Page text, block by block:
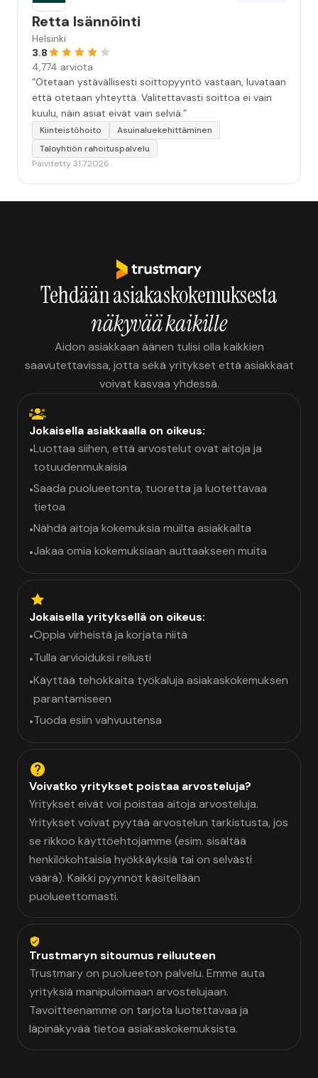
Retta Isännöinti
Helsinki
3.8
4,774 arviota
“Otetaan ystävällisesti soittopyyntö vastaan, luvataan
että otetaan yhteyttä. Valitettavasti soittoa ei vain
kuulu, näin asiat eivät vain selviä.”
Kiinteistöhoito
Asuinaluekehittäminen
Taloyhtiön rahoituspalvelu
Päivitetty 31.7.2026
Tehdään asiakaskokemuksesta
näkyvää kaikille
Aidon asiakkaan äänen tulisi olla kaikkien
saavutettavissa, jotta sekä yritykset että asiakkaat
voivat kasvaa yhdessä.
Jokaisella asiakkaalla on oikeus:
•Luottaa siihen, että arvostelut ovat aitoja ja
totuudenmukaisia
•Saada puolueetonta, tuoretta ja luotettavaa
tietoa
•Nähdä aitoja kokemuksia muilta asiakkailta
•Jakaa omia kokemuksiaan auttaakseen muita
Jokaisella yrityksellä on oikeus:
•Oppia virheistä ja korjata niitä
•Tulla arvioiduksi reilusti
•Käyttää tehokkaita työkaluja asiakaskokemuksen
parantamiseen
•Tuoda esiin vahvuutensa
Voivatko yritykset poistaa arvosteluja?
Yritykset eivät voi poistaa aitoja arvosteluja.
Yritykset voivat pyytää arvostelun tarkistusta, jos
se rikkoo käyttöehtojamme (esim. sisältää
henkilökohtaisia hyökkäyksiä tai on selvästi
väärä). Kaikki pyynnöt käsitellään
puolueettomasti.
Trustmaryn sitoumus reiluuteen
Trustmary on puolueeton palvelu. Emme auta
yrityksiä manipuloimaan arvostelujaan.
Tavoitteenamme on tarjota luotettavaa ja
läpinäkyvää tietoa asiakaskokemuksista.